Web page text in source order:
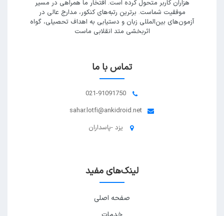
هزاران کاربر متحول کرده است. افتخار ما همراهی در مسیر
موفقیت شماست. برترین رتبه‌های کنکور، مدارج عالی در
آزمون‌های بین‌المللی زبان و دستیابی به اهداف تحصیلی، گواه
اثربخشی متد انقلابی ماست
تماس با ما
021-91091750
sahar.lotfi@ankidroid.net
یزد -پاسداران
لینک‌های مفید
صفحه اصلی